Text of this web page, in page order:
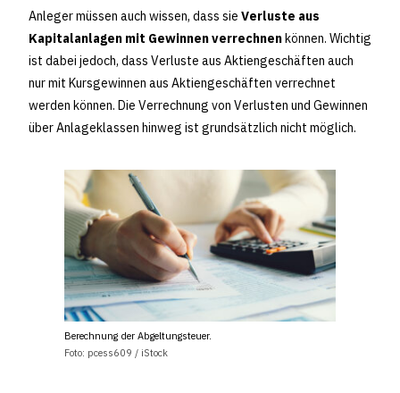
Anleger müssen auch wissen, dass sie Verluste aus
Kapitalanlagen mit Gewinnen verrechnenkönnen. Wichtig
ist dabei jedoch, dass Verluste aus Aktiengeschäften auch
nur mit Kursgewinnen aus Aktiengeschäften verrechnet
werden können. Die Verrechnung von Verlusten und Gewinnen
über Anlageklassen hinweg ist grundsätzlich nicht möglich.
Berechnung der Abgeltungsteuer.
Foto: pcess609 / iStock